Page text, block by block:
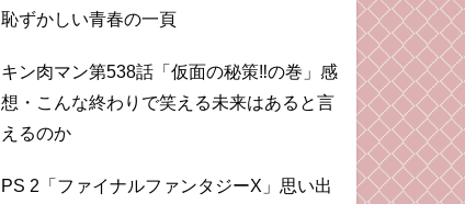
恥ずかしい青春の一頁
キン肉マン第538話「仮面の秘策‼︎の巻」感
想・こんな終わりで笑える未来はあると言
えるのか
PS 2「ファイナルファンタジーX」思い出